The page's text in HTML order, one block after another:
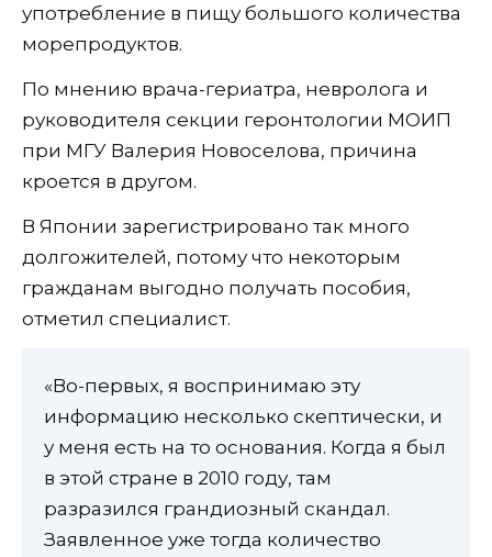
употребление в пищу большого количества
морепродуктов.
По мнению врача-гериатра, невролога и
руководителя секции геронтологии МОИП
при МГУ Валерия Новоселова, причина
кроется в другом.
В Японии зарегистрировано так много
долгожителей, потому что некоторым
гражданам выгодно получать пособия,
отметил специалист.
«Во-первых, я воспринимаю эту
информацию несколько скептически, и
у меня есть на то основания. Когда я был
в этой стране в 2010 году, там
разразился грандиозный скандал.
Заявленное уже тогда количество